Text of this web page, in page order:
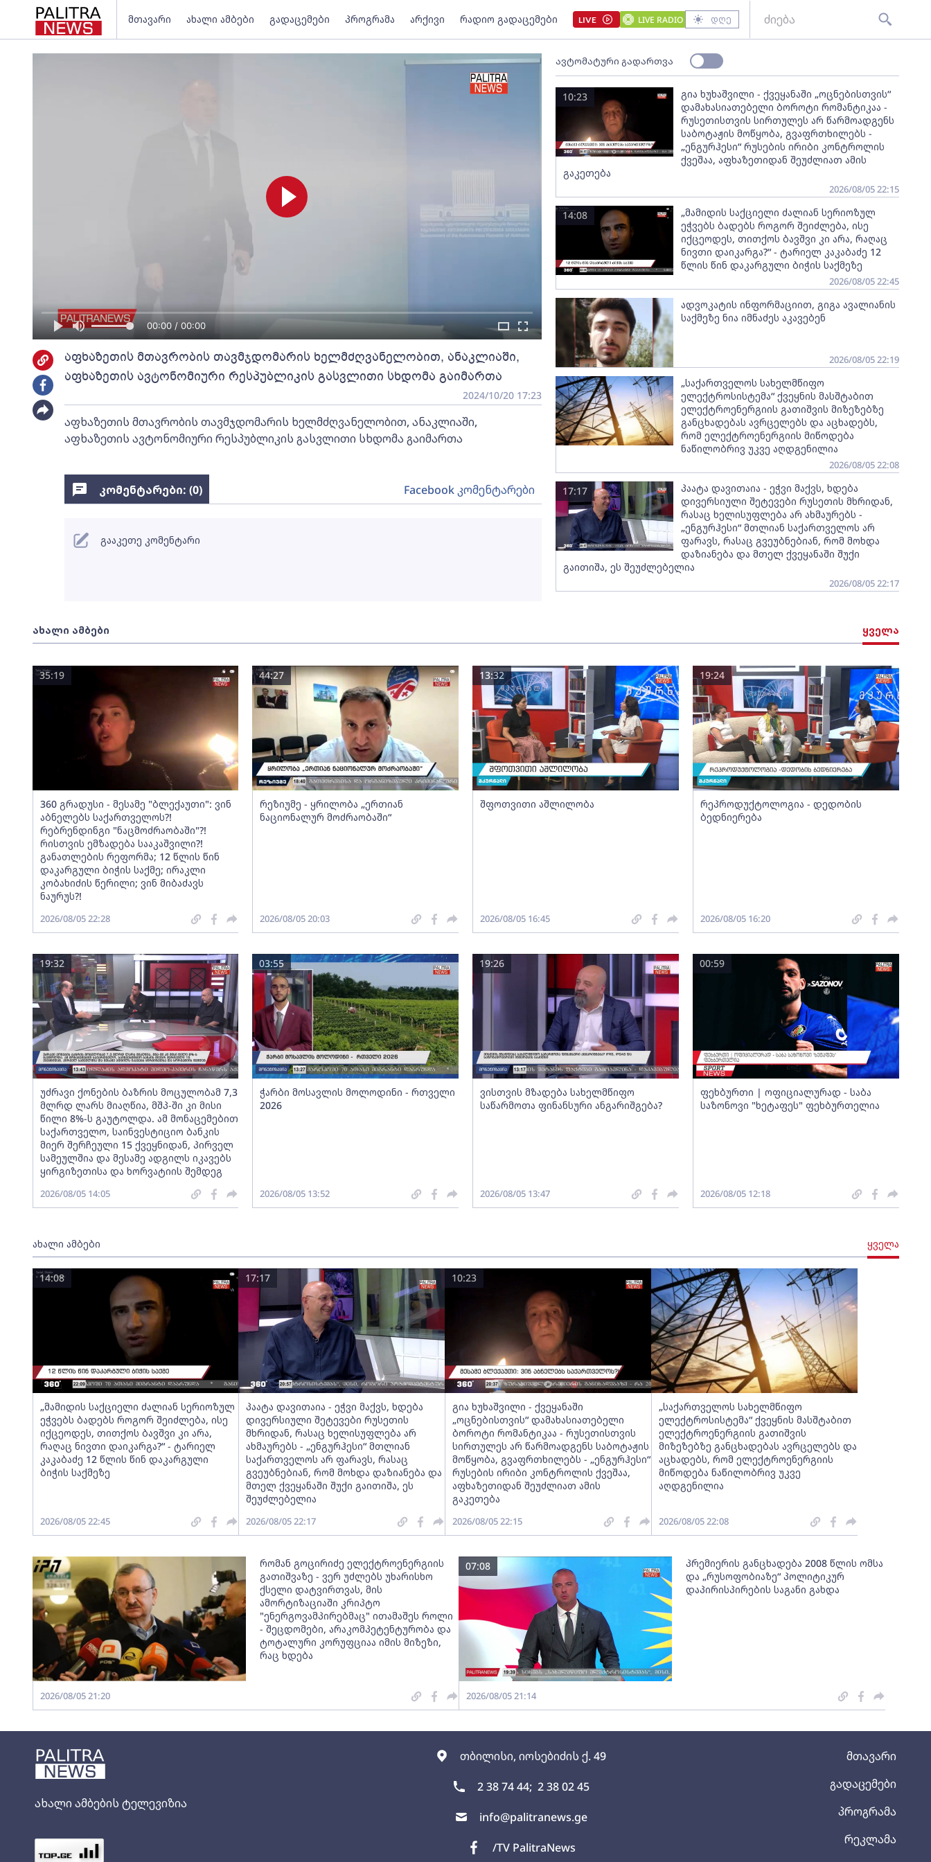
მთავარი ახალი ამბები გადაცემები პროგრამა არქივი რადიო გადაცემები LIVE LIVE RADIO დღე
ახალი ამბების ტელევიზია
თბილისი, იოსებიძის ქ. 49
2 38 74 44; 2 38 02 45
info@palitranews.ge
/TV PalitraNews
მთავარი
გადაცემები
პროგრამა
რეკლამა
00:00 / 00:00
აფხაზეთის მთავრობის თავმჯდომარის ხელმძღვანელობით, ანაკლიაში,
აფხაზეთის ავტონომიური რესპუბლიკის გასვლითი სხდომა გაიმართა
2024/10/20 17:23
აფხაზეთის მთავრობის თავმჯდომარის ხელმძღვანელობით, ანაკლიაში,
აფხაზეთის ავტონომიური რესპუბლიკის გასვლითი სხდომა გაიმართა
ავტომატური გადართვა
გია ხუხაშვილი - ქვეყანაში „ოცნებისთვის“
დამახასიათებელი ბოროტი რომანტიკაა -
რუსეთისთვის სირთულეს არ წარმოადგენს
საბოტაჟის მოწყობა, გვაფრთხილებს -
„ენგურჰესი“ რუსების ირიბი კონტროლის
ქვეშაა, აფხაზეთიდან შეუძლიათ ამის
გაკეთება
10:23
2026/08/05 22:15
„მამიდის საქციელი ძალიან სერიოზულ
ეჭვებს ბადებს როგორ შეიძლება, ისე
იქცეოდეს, თითქოს ბავშვი კი არა, რაღაც
ნივთი დაიკარგა?“ - ტარიელ კაკაბაძე 12
წლის წინ დაკარგული ბიჭის საქმეზე
14:08
2026/08/05 22:45
ადვოკატის ინფორმაციით, გიგა ავალიანის
საქმეზე ნია იმნაძეს აკავებენ
2026/08/05 22:19
„საქართველოს სახელმწიფო
ელექტროსისტემა“ ქვეყნის მასშტაბით
ელექტროენერგიის გათიშვის მიზეზებზე
განცხადებას ავრცელებს და აცხადებს,
რომ ელექტროენერგიის მიწოდება
ნაწილობრივ უკვე აღდგენილია
2026/08/05 22:08
პაატა დავითაია - ეჭვი მაქვს, ხდება
დივერსიული შეტევები რუსეთის მხრიდან,
რასაც ხელისუფლება არ ახმაურებს -
„ენგურჰესი“ მთლიან საქართველოს არ
ფარავს, რასაც გვეუბნებიან, რომ მოხდა
დაზიანება და მთელ ქვეყანაში შუქი
გაითიშა, ეს შეუძლებელია
17:17
2026/08/05 22:17
ახალი ამბები ყველა
360 გრადუსი - მესამე "ბლექაუთი": ვინ
აბნელებს საქართველოს?!
რებრენდინგი "ნაცმოძრაობაში"?!
რისთვის ემზადება სააკაშვილი?!
განათლების რეფორმა; 12 წლის წინ
დაკარგული ბიჭის საქმე; ირაკლი
კობახიძის წერილი; ვინ მიბაძავს
ნაურუს?!
35:19
2026/08/05 22:28
რეზიუმე - ყრილობა „ერთიან
ნაციონალურ მოძრაობაში“
44:27
2026/08/05 20:03
შფოთვითი აშლილობა
13:32
2026/08/05 16:45
რეპროდუქტოლოგია - დედობის
ბედნიერება
19:24
2026/08/05 16:20
უძრავი ქონების ბაზრის მოცულობამ 7,3
მლრდ ლარს მიაღწია, მშპ-ში კი მისი
წილი 8%-ს გაუტოლდა. ამ მონაცემებით
საქართველო, საინვესტიციო ბანკის
მიერ შერჩეული 15 ქვეყნიდან, პირველ
სამეულშია და მესამე ადგილს იკავებს
ყირგიზეთისა და ხორვატიის შემდეგ
19:32
2026/08/05 14:05
ჭარბი მოსავლის მოლოდინი - რთველი
2026
03:55
2026/08/05 13:52
ვისთვის მზადება სახელმწიფო
საწარმოთა ფინანსური ანგარიშგება?
19:26
2026/08/05 13:47
ფეხბურთი | ოფიციალურად - საბა
საზონოვი "ხეტაფეს" ფეხბურთელია
00:59
2026/08/05 12:18
ახალი ამბები ყველა
„მამიდის საქციელი ძალიან სერიოზულ
ეჭვებს ბადებს როგორ შეიძლება, ისე
იქცეოდეს, თითქოს ბავშვი კი არა,
რაღაც ნივთი დაიკარგა?“ - ტარიელ
კაკაბაძე 12 წლის წინ დაკარგული
ბიჭის საქმეზე
14:08
2026/08/05 22:45
პაატა დავითაია - ეჭვი მაქვს, ხდება
დივერსიული შეტევები რუსეთის
მხრიდან, რასაც ხელისუფლება არ
ახმაურებს - „ენგურჰესი“ მთლიან
საქართველოს არ ფარავს, რასაც
გვეუბნებიან, რომ მოხდა დაზიანება და
მთელ ქვეყანაში შუქი გაითიშა, ეს
შეუძლებელია
17:17
2026/08/05 22:17
გია ხუხაშვილი - ქვეყანაში
„ოცნებისთვის“ დამახასიათებელი
ბოროტი რომანტიკაა - რუსეთისთვის
სირთულეს არ წარმოადგენს საბოტაჟის
მოწყობა, გვაფრთხილებს - „ენგურჰესი“
რუსების ირიბი კონტროლის ქვეშაა,
აფხაზეთიდან შეუძლიათ ამის
გაკეთება
10:23
2026/08/05 22:15
„საქართველოს სახელმწიფო
ელექტროსისტემა“ ქვეყნის მასშტაბით
ელექტროენერგიის გათიშვის
მიზეზებზე განცხადებას ავრცელებს და
აცხადებს, რომ ელექტროენერგიის
მიწოდება ნაწილობრივ უკვე
აღდგენილია
2026/08/05 22:08
რომან გოცირიძე ელექტროენერგიის
გათიშვაზე - ვერ უძლებს უხარისხო
ქსელი დატვირთვას, მის
ამორტიზაციაში კრიპტო
"ენერგოვამპირებმაც" ითამაშეს როლი
- შეცდომები, არაკომპეტენტურობა და
ტოტალური კორუფციაა იმის მიზეზი,
რაც ხდება
2026/08/05 21:20
პრემიერის განცხადება 2008 წლის ომსა
და „რუსოფობიაზე“ პოლიტიკურ
დაპირისპირების საგანი გახდა
07:08
2026/08/05 21:14
კომენტარები: (0) Facebook კომენტარები
გააკეთე კომენტარი